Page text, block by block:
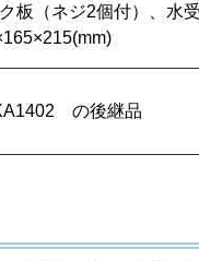
板（ネジ2個付）、水
の後継品